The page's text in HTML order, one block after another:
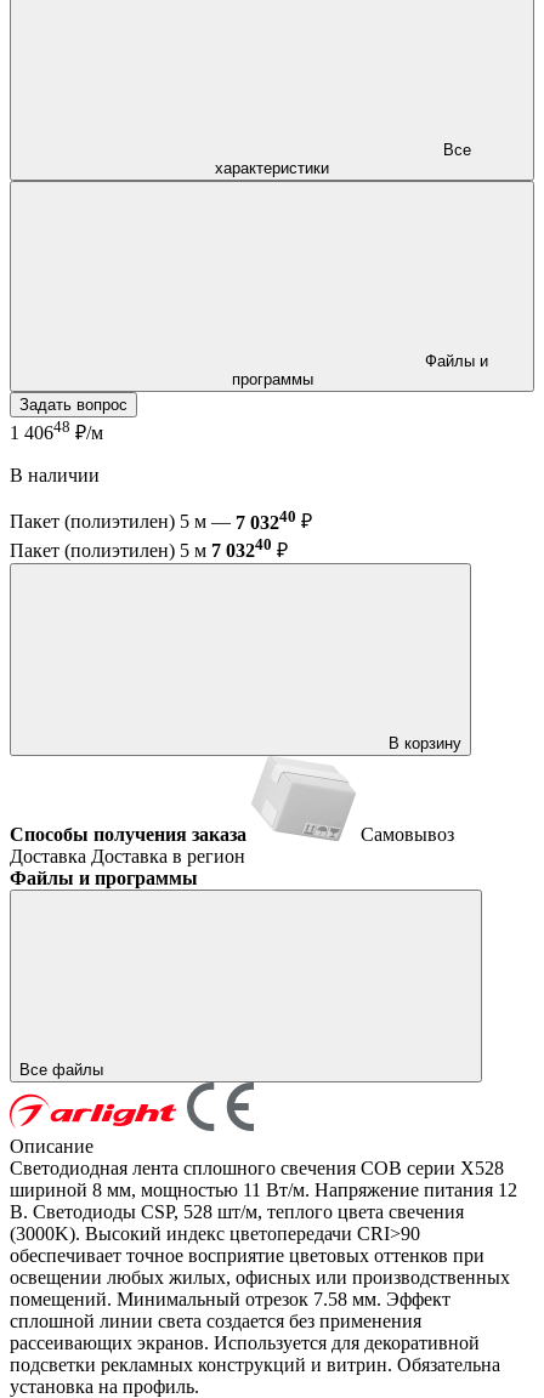
характеристики
программы
Задать вопрос
1 40648 ₽/м
В наличии
Пакет (полиэтилен) 5 м — 7 03240 ₽
Пакет (полиэтилен) 5 м 7 03240 ₽
В корзину
Способы получения заказа
Самовывоз
Доставка Доставка в регион
Файлы и программы
Все файлы
Описание
Светодиодная лента сплошного свечения COB серии X528
шириной 8 мм, мощностью 11 Вт/м. Напряжение питания 12
В. Светодиоды CSP, 528 шт/м, теплого цвета свечения
(3000K). Высокий индекс цветопередачи CRI>90
обеспечивает точное восприятие цветовых оттенков при
освещении любых жилых, офисных или производственных
помещений. Минимальный отрезок 7.58 мм. Эффект
сплошной линии света создается без применения
рассеивающих экранов. Используется для декоративной
подсветки рекламных конструкций и витрин. Обязательна
установка на профиль.